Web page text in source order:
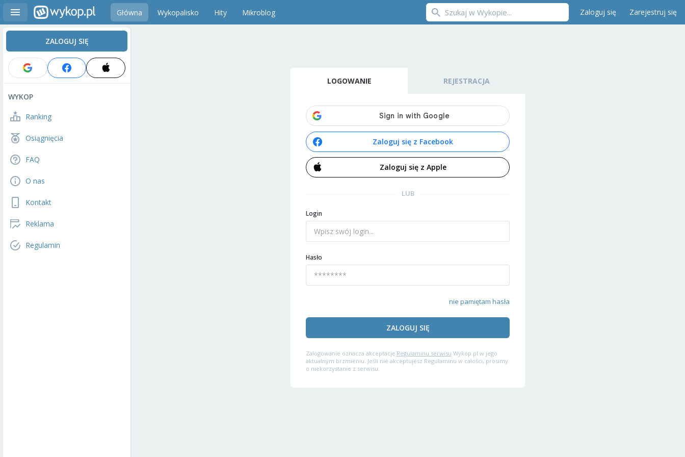
Główna Wykopalisko Hity Mikroblog Zaloguj się Zarejestruj się
ZALOGUJ SIĘ
WYKOP
Ranking
Osiągnięcia
FAQ
O nas
Kontakt
Reklama
Regulamin
LOGOWANIE REJESTRACJA
Zaloguj się z Facebook
Zaloguj się z Apple
LUB
Login
Hasło
nie pamiętam hasła
ZALOGUJ SIĘ
Zalogowanie oznacza akceptację Regulaminu serwisu Wykop.pl w jego
aktualnym brzmieniu. Jeśli nie akceptujesz Regulaminu w całości, prosimy
o niekorzystanie z serwisu.